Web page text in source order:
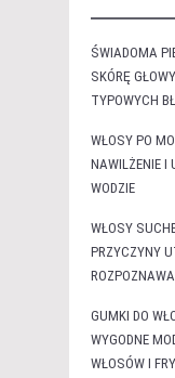
ŚWIADOMA
SKÓRĘ
TYPOWYCH
WŁOSY PO
NAWILŻENIE I
WODZIE
WŁOSY
PRZYCZYNY
GUMKI DO
WYGODNE
WŁOSÓW I